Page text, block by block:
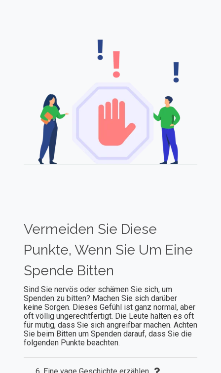
Vermeiden Sie Diese
Punkte, Wenn Sie Um Eine
Spende Bitten
Sind Sie nervös oder schämen Sie sich, um
Spenden zu bitten? Machen Sie sich darüber
keine Sorgen. Dieses Gefühl ist ganz normal, aber
oft völlig ungerechtfertigt. Die Leute halten es oft
für mutig, dass Sie sich angreifbar machen. Achten
Sie beim Bitten um Spenden darauf, dass Sie die
folgenden Punkte beachten.